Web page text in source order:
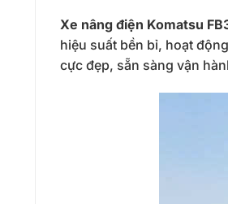
Xe nâng điện Komatsu
hiệu suất bền bỉ, hoạt
cực đẹp, sẵn sàng vận